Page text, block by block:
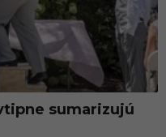
sumarizujú